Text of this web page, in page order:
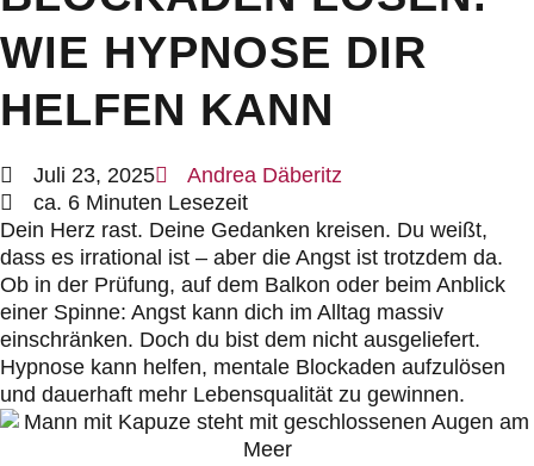
WIE HYPNOSE DIR
HELFEN KANN
Juli 23, 2025
Andrea Däberitz
ca. 6 Minuten Lesezeit
Dein Herz rast. Deine Gedanken kreisen. Du weißt,
dass es irrational ist – aber die Angst ist trotzdem da.
Ob in der Prüfung, auf dem Balkon oder beim Anblick
einer Spinne: Angst kann dich im Alltag massiv
einschränken. Doch du bist dem nicht ausgeliefert.
Hypnose kann helfen, mentale Blockaden aufzulösen
und dauerhaft mehr Lebensqualität zu gewinnen.